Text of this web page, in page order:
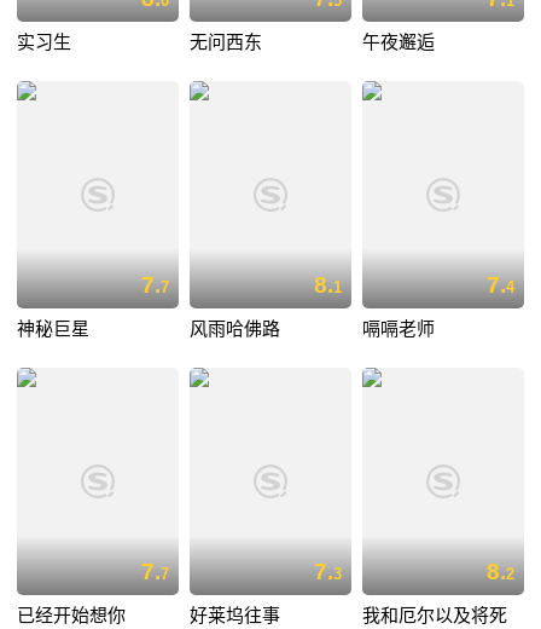
实习生 无问西东 午夜邂逅
7.7
神秘巨星
8.1
风雨哈佛路
7.4
嗝嗝老师
7.7
已经开始想你
7.3
好莱坞往事
8.2
我和厄尔以及将死